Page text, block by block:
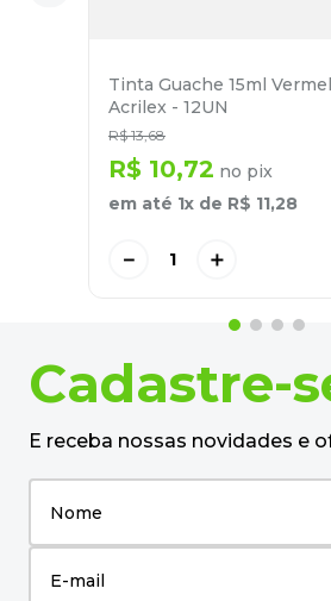
Tinta Guache 15ml
Acrilex - 12UN
R$ 13,68
R$ 10,72 no pix
em até 1x de R$ 11,28
＋
－
Cadastre-
E receba nossas novidades e